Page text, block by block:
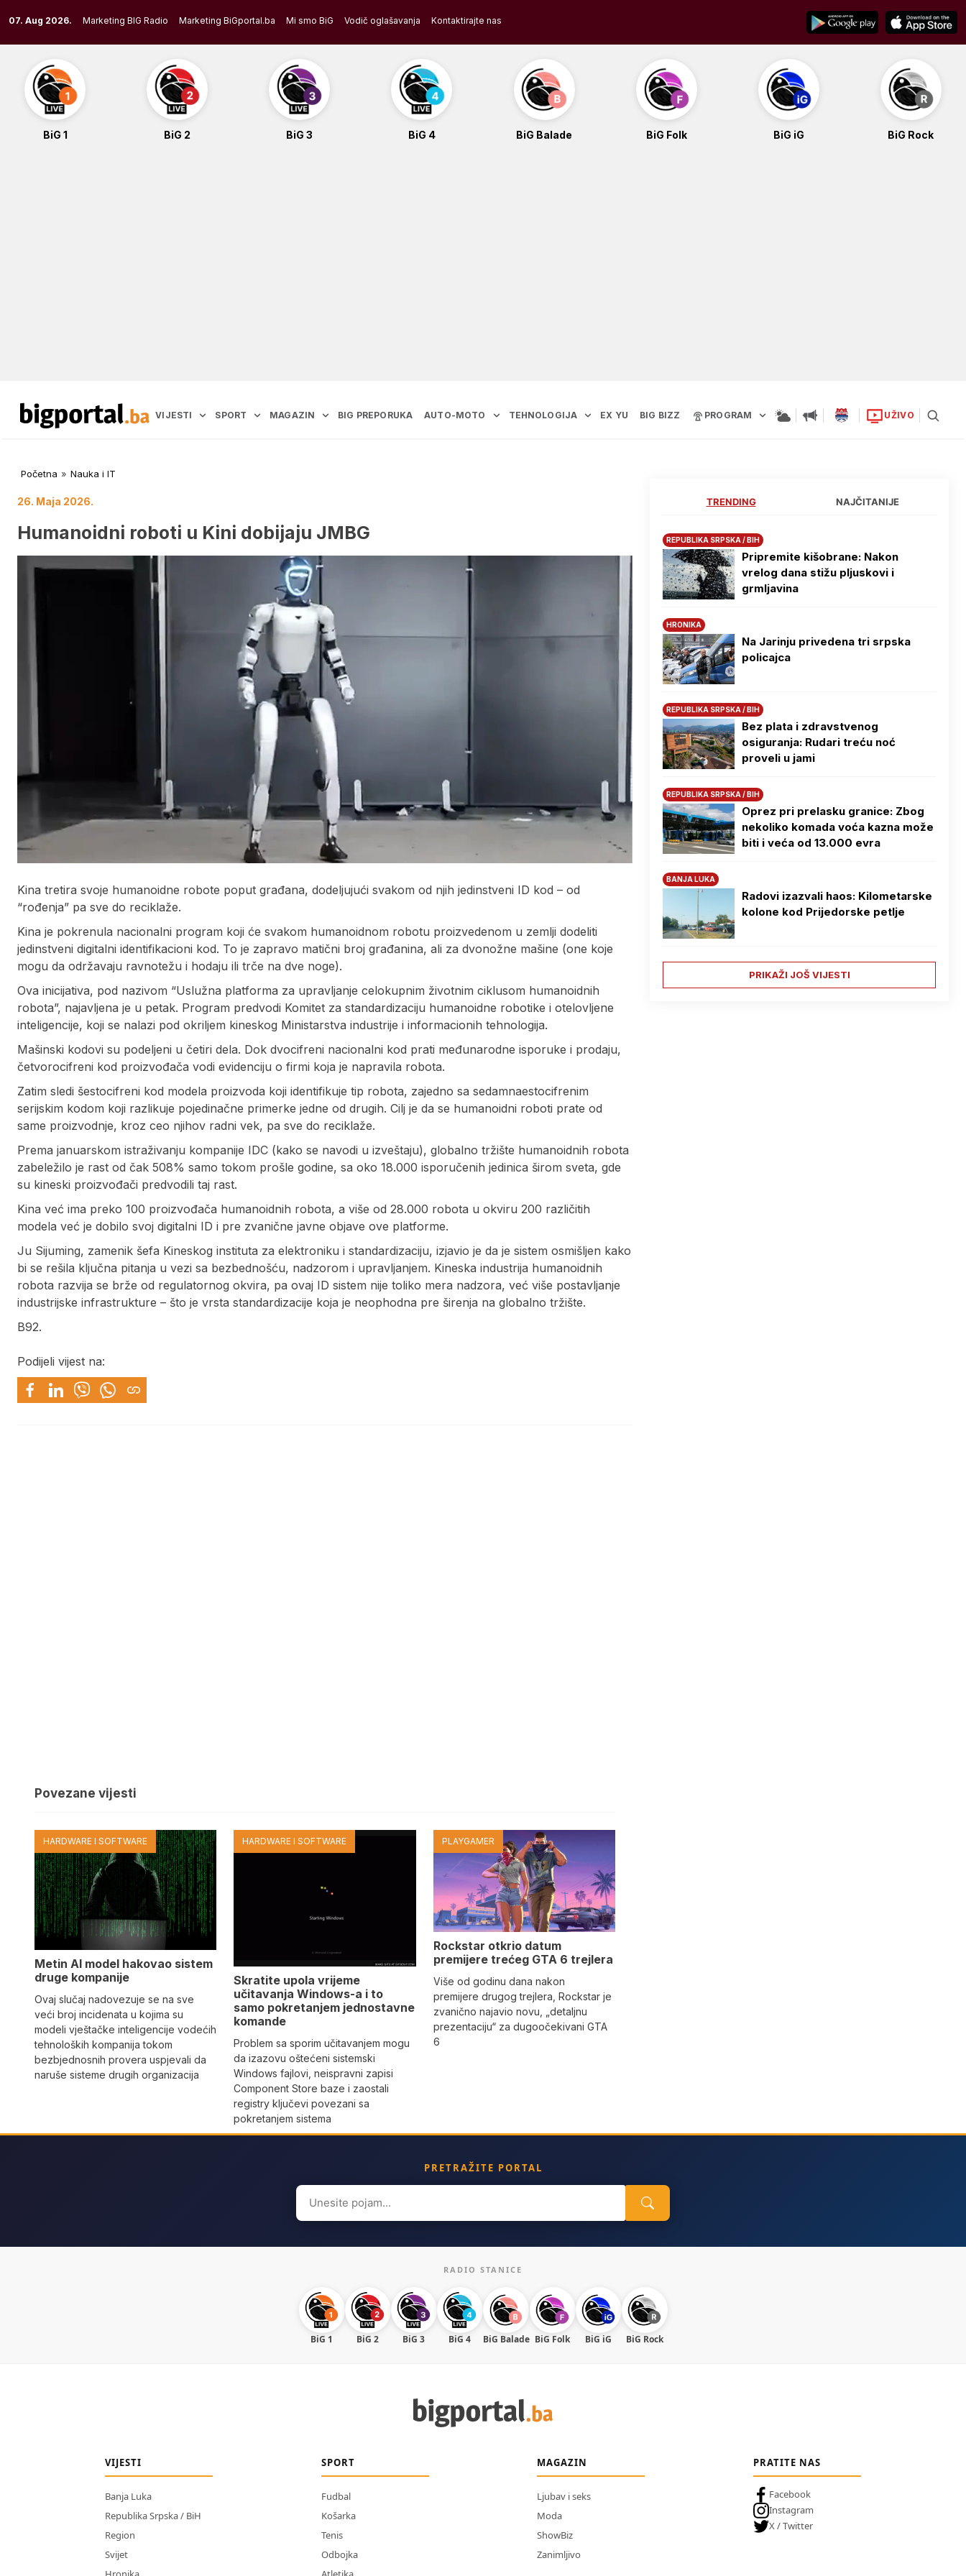
to
content
07. Aug 2026. Marketing BIG Radio Marketing BiGportal.ba Mi smo BiG Vodič oglašavanja Kontaktirajte nas
BiG 1 BiG 2 BiG 3 BiG 4 BiG Balade BiG Folk BiG iG BiG Rock
VIJESTI SPORT MAGAZIN BIG PREPORUKA AUTO-MOTO TEHNOLOGIJA EX YU BIG BIZZ PROGRAM UŽIVO
Početna » Nauka i IT
26. Maja 2026.
Humanoidni roboti u Kini dobijaju JMBG
Kina tretira svoje humanoidne robote poput građana, dodeljujući svakom od njih jedinstveni ID kod – od
“rođenja” pa sve do reciklaže.
Kina je pokrenula nacionalni program koji će svakom humanoidnom robotu proizvedenom u zemlji dodeliti
jedinstveni digitalni identifikacioni kod. To je zapravo matični broj građanina, ali za dvonožne mašine (one koje
mogu da održavaju ravnotežu i hodaju ili trče na dve noge).
Ova inicijativa, pod nazivom “Uslužna platforma za upravljanje celokupnim životnim ciklusom humanoidnih
robota”, najavljena je u petak. Program predvodi Komitet za standardizaciju humanoidne robotike i otelovljene
inteligencije, koji se nalazi pod okriljem kineskog Ministarstva industrije i informacionih tehnologija.
Mašinski kodovi su podeljeni u četiri dela. Dok dvocifreni nacionalni kod prati međunarodne isporuke i prodaju,
četvorocifreni kod proizvođača vodi evidenciju o firmi koja je napravila robota.
Zatim sledi šestocifreni kod modela proizvoda koji identifikuje tip robota, zajedno sa sedamnaestocifrenim
serijskim kodom koji razlikuje pojedinačne primerke jedne od drugih. Cilj je da se humanoidni roboti prate od
same proizvodnje, kroz ceo njihov radni vek, pa sve do reciklaže.
Prema januarskom istraživanju kompanije IDC (kako se navodi u izveštaju), globalno tržište humanoidnih robota
zabeležilo je rast od čak 508% samo tokom prošle godine, sa oko 18.000 isporučenih jedinica širom sveta, gde
su kineski proizvođači predvodili taj rast.
Kina već ima preko 100 proizvođača humanoidnih robota, a više od 28.000 robota u okviru 200 različitih
modela već je dobilo svoj digitalni ID i pre zvanične javne objave ove platforme.
Ju Sijuming, zamenik šefa Kineskog instituta za elektroniku i standardizaciju, izjavio je da je sistem osmišljen kako
bi se rešila ključna pitanja u vezi sa bezbednošću, nadzorom i upravljanjem. Kineska industrija humanoidnih
robota razvija se brže od regulatornog okvira, pa ovaj ID sistem nije toliko mera nadzora, već više postavljanje
industrijske infrastrukture – što je vrsta standardizacije koja je neophodna pre širenja na globalno tržište.
B92.
Podijeli vijest na:
Povezane vijesti
HARDWARE I SOFTWARE
Metin AI model hakovao sistem
druge kompanije
Ovaj slučaj nadovezuje se na sve
veći broj incidenata u kojima su
modeli vještačke inteligencije vodećih
tehnoloških kompanija tokom
bezbjednosnih provera uspjevali da
naruše sisteme drugih organizacija
HARDWARE I SOFTWARE
Skratite upola vrijeme
učitavanja Windows-a i to
samo pokretanjem jednostavne
komande
Problem sa sporim učitavanjem mogu
da izazovu oštećeni sistemski
Windows fajlovi, neispravni zapisi
Component Store baze i zaostali
registry ključevi povezani sa
pokretanjem sistema
PLAYGAMER
Rockstar otkrio datum
premijere trećeg GTA 6 trejlera
Više od godinu dana nakon
premijere drugog trejlera, Rockstar je
zvanično najavio novu, „detaljnu
prezentaciju“ za dugoočekivani GTA
6
TRENDING NAJČITANIJE
REPUBLIKA SRPSKA / BIH
Pripremite kišobrane: Nakon
vrelog dana stižu pljuskovi i
grmljavina
HRONIKA
Na Јarinju privedena tri srpska
policajca
REPUBLIKA SRPSKA / BIH
Bez plata i zdravstvenog
osiguranja: Rudari treću noć
proveli u jami
REPUBLIKA SRPSKA / BIH
Oprez pri prelasku granice: Zbog
nekoliko komada voća kazna može
biti i veća od 13.000 evra
BANJA LUKA
Radovi izazvali haos: Kilometarske
kolone kod Prijedorske petlje
PRIKAŽI JOŠ VIJESTI
PRETRAŽITE PORTAL
Search
for:
RADIO STANICE
BiG 1 BiG 2 BiG 3 BiG 4 BiG Balade BiG Folk BiG iG BiG Rock
VIJESTI
Banja Luka
Republika Srpska / BiH
Region
Svijet
SPORT
Fudbal
Košarka
Tenis
Odbojka
MAGAZIN
Ljubav i seks
Moda
ShowBiz
Zanimljivo
PRATITE NAS
Facebook
Instagram
X / Twitter